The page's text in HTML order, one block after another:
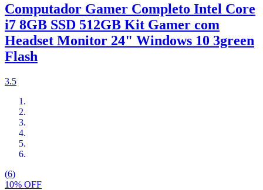
Computador Gamer Completo Intel Core
i7 8GB SSD 512GB Kit Gamer com
Headset Monitor 24" Windows 10 3green
Flash
3.5
(6)
10% OFF